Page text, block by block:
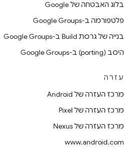
בלוג האבטחה של Google
פלטפורמה ב-Google Groups
בנייה של גרסת Build ב-Google Groups
היסב (porting) ב-Google Groups
עזרה
מרכז העזרה של Android
מרכז העזרה של Pixel
מרכז העזרה של Nexus
www.android.com